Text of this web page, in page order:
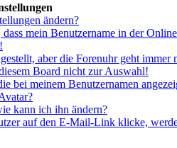
ändern?
mein Benutzername in der
aber die Forenuhr geht immer
Board nicht zur Auswahl!
bei meinem Benutzernamen
kann ich ihn ändern?
auf den E-Mail-Link klicke,